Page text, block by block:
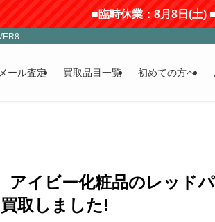
■臨時休業：8月8日(土) ■査定：
メール査定 買取品目一覧 初めての方へ
アイビー化粧品のレッド
取しました!